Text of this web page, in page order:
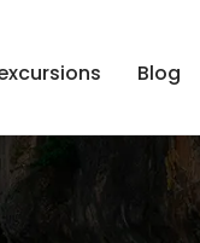
Blog